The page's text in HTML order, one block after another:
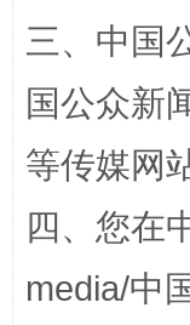
三、中国
国公众新
等传媒网
四、您在
media/中